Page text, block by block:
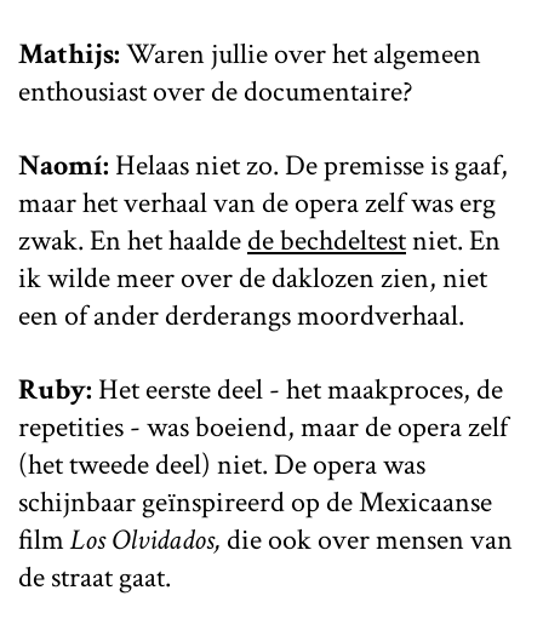
Mathijs:Waren jullie over het algemeen
enthousiast over de documentaire?
Naomí: Helaas niet zo. De premisse is gaaf,
maar het verhaal van de opera zelf was erg
zwak. En het haaldede bechdeltestniet. En
ik wilde meer over de daklozen zien, niet
een of ander derderangs moordverhaal.
Ruby: Het eerste deel - het maakproces, de
repetities - was boeiend, maar de opera zelf
(het tweede deel) niet. De opera was
schijnbaar geïnspireerd op de Mexicaanse
filmLos Olvidados, die ook over mensen van
de straat gaat.